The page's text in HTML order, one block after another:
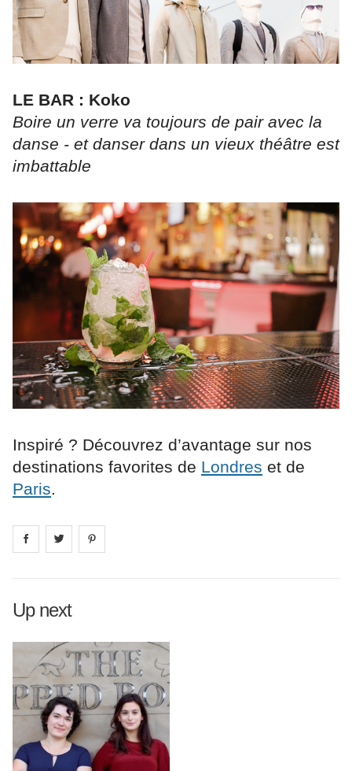
LE BAR : Koko
Boire un verre va toujours de pair avec la
danse - et danser dans un vieux théâtre est
imbattable
Inspiré ? Découvrez d’avantage sur nos
destinations favorites de Londres et de
Paris.
Share on facebook
Share on
Up next